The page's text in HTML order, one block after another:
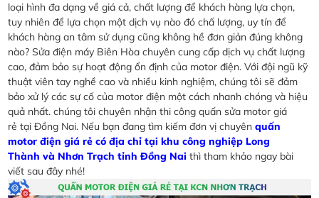
loại hình đa dạng về giá cả, chất lượng để khách hàng lựa chọn,
tuy nhiên để lựa chọn một dịch vụ nào đó chấ lượng, uy tín để
khách hàng an tâm sử dụng cũng không hề đơn giản đúng không
nào? Sửa điện máy Biên Hòa chuyên cung cấp dịch vụ chất lượng
cao, đảm bảo sự hoạt động ổn định của motor điện. Với đội ngũ kỹ
thuật viên tay nghề cao và nhiều kinh nghiệm, chúng tôi sẽ đảm
bảo xử lý các sự cố của motor điện một cách nhanh chóng và hiệu
quả nhất. chúng tôi chuyên nhận thi công quấn sửa motor giá
rẻ tại Đồng Nai. Nếu bạn đang tìm kiếm đơn vị chuyên quấn
motor điện giá rẻ có địa chỉ tại khu công nghiệp Long
Thành và Nhơn Trạch tỉnh Đồng Nai thì tham khảo ngay bài
viết sau đây nhé!